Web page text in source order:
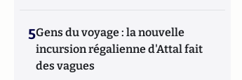
5Gens du voyage : la nouvelle
incursion régalienne d'Attal fait
des vagues